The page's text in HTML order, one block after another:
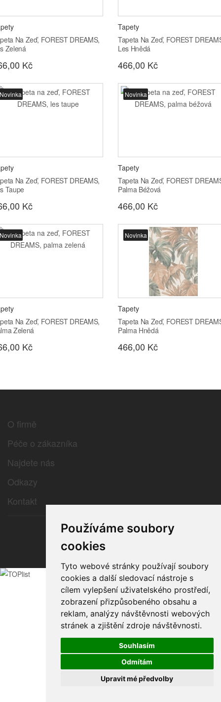
Používáme soubory
cookies
Tyto webové stránky používají soubory
cookies a další sledovací nástroje s
cílem vylepšení uživatelského prostředí,
zobrazení přizpůsobeného obsahu a
reklam, analýzy návštěvnosti webových
stránek a zjištění zdroje návštěvnosti.
Souhlasím
Odmítám
Upravit mé předvolby
Na Zeď, FOREST DREAMS,
Zelená
Kč
Tapety
Tapeta Na Zeď, FOREST
Les Hnědá
466,00 Kč
Na Zeď, FOREST DREAMS,
Taupe
Kč
Novinka
Tapety
Tapeta Na Zeď, FOREST
Palma Béžová
466,00 Kč
Na Zeď, FOREST DREAMS,
Zelená
Kč
Novinka
Tapety
Tapeta Na Zeď, FOREST
Palma Hnědá
466,00 Kč
O firmě
Péče o zákazníka
Najdete nás
Odkazy
Kontakt
© 2026 e-color.cz